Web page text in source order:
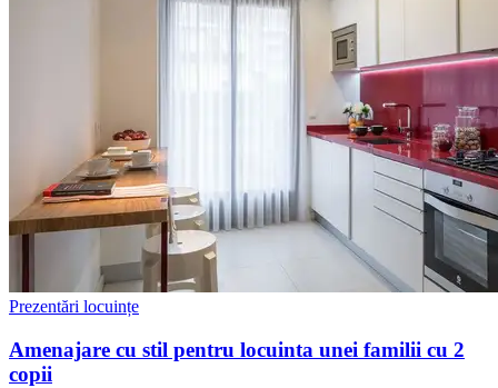
Prezentări locuințe
Amenajare cu stil pentru locuinta unei familii cu 2
copii